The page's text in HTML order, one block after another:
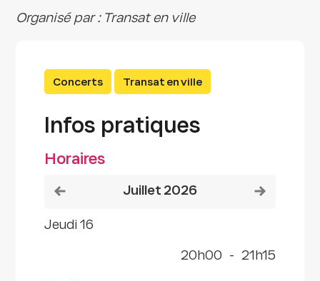
Organisé par : Transat en ville
Concerts Transat en ville
Infos pratiques
Horaires
Voir le mois précédentjuillet 2026
jeudi 16
20h00 - 21h15